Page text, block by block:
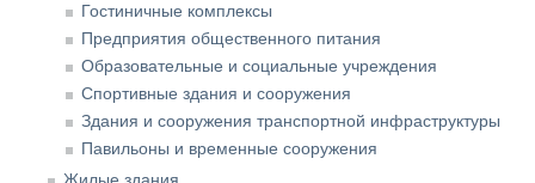
Гостиничные комплексы
Предприятия общественного питания
Образовательные и социальные учреждения
Спортивные здания и сооружения
Здания и сооружения транспортной инфраструктуры
Павильоны и временные сооружения